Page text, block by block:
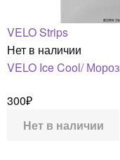
VELO Strips
Нет в наличии
VELO Ice Cool/
300₽
Нет в наличии